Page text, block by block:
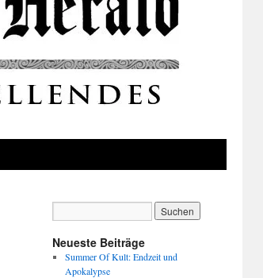
Neueste Beiträge
Summer Of Kult: Endzeit und
Apokalypse